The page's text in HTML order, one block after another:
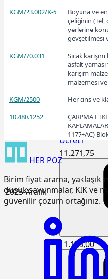
Ücretli
Ücretli
2025-Aralık
11.271,75
11.175,00
KGM/23.002/K-6
Boyuna ve
çeliğinin (Tel,
yerlerine
gevşetilmesi
KGM/70.031
Sıcak
asfalt yaması
karışım
malzemesi
KGM/2500 Her cins ve
10.480.1252
ÇARPMA
1177+AC)
zemin
15.120.1007
Makine ile
kullanmadan
(Serbest kazı)
15.120.1101
Makine ile
genişlikte
Makine ile
genişlikte
küskülük
Makine ile
HER POZ
Birim fiyat arama, yaklaşık
düşük savunmalar, KİK ve
güvenilir çözüm ortağınız.